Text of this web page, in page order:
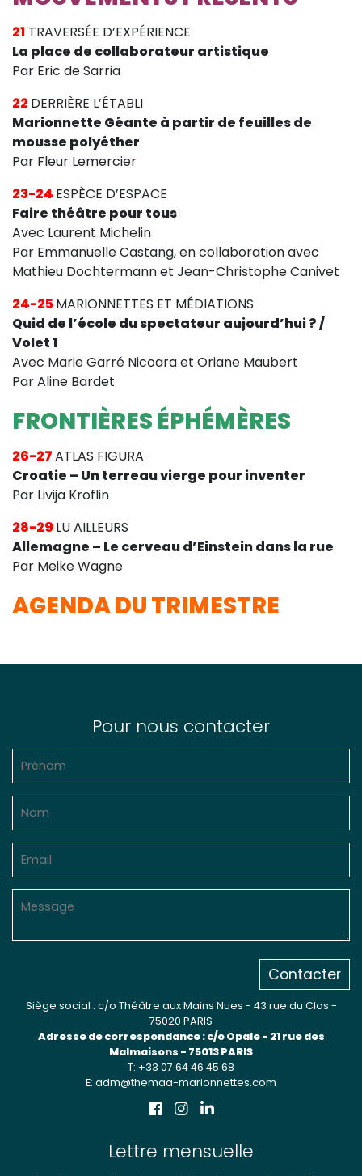
21 TRAVERSÉE D’EXPÉRIENCE
La place de collaborateur artistique
Par Eric de Sarria
22 DERRIÈRE L’ÉTABLI
Marionnette Géante à partir de feuilles de
mousse polyéther
Par Fleur Lemercier
23-24 ESPÈCE D’ESPACE
Faire théâtre pour tous
Avec Laurent Michelin
Par Emmanuelle Castang, en collaboration avec
Mathieu Dochtermann et Jean-Christophe Canivet
24-25MARIONNETTES ET MÉDIATIONS
Quid de l’école du spectateur aujourd’hui ? /
Volet 1
Avec Marie Garré Nicoara et Oriane Maubert
Par Aline Bardet
FRONTIÈRES ÉPHÉMÈRES
26-27ATLAS FIGURA
Croatie – Un terreau vierge pour inventer
Par Livija Kroflin
28-29LU AILLEURS
Allemagne – Le cerveau d’Einstein dans la rue
Par Meike Wagne
AGENDA DU TRIMESTRE
Pour nous contacter
Contacter
Siège social : c/o Théâtre aux Mains Nues - 43 rue du Clos -
75020 PARIS
Adresse de correspondance : c/o Opale - 21 rue des
Malmaisons - 75013 PARIS
T: +33 07 64 46 45 68
E: adm@themaa-marionnettes.com
Lettre mensuelle